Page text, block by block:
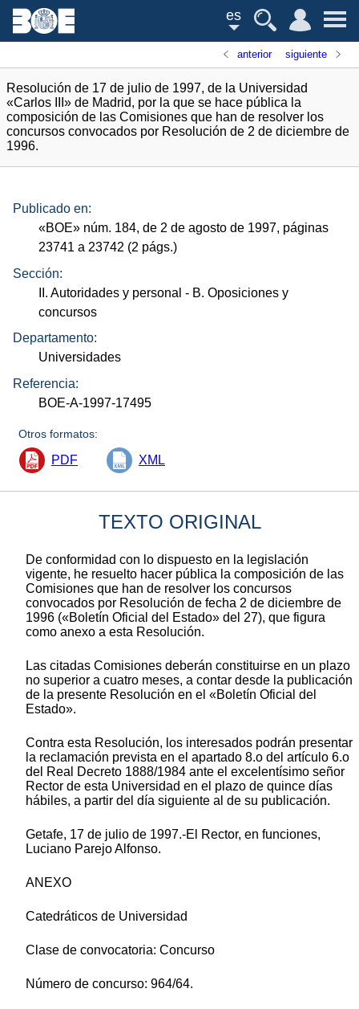
es
anterior siguiente
Resolución de 17 de julio de 1997, de la Universidad
«Carlos III» de Madrid, por la que se hace pública la
composición de las Comisiones que han de resolver los
concursos convocados por Resolución de 2 de diciembre de
1996.
Publicado en:
«BOE» núm. 184, de 2 de agosto de 1997, páginas
23741 a 23742 (2 págs.)
Sección:
II. Autoridades y personal - B. Oposiciones y
concursos
Departamento:
Universidades
Referencia:
BOE-A-1997-17495
Otros formatos:
PDF XML
TEXTO ORIGINAL
De conformidad con lo dispuesto en la legislación
vigente, he resuelto hacer pública la composición de las
Comisiones que han de resolver los concursos
convocados por Resolución de fecha 2 de diciembre de
1996 («Boletín Oficial del Estado» del 27), que figura
como anexo a esta Resolución.
Las citadas Comisiones deberán constituirse en un plazo
no superior a cuatro meses, a contar desde la publicación
de la presente Resolución en el «Boletín Oficial del
Estado».
Contra esta Resolución, los interesados podrán presentar
la reclamación prevista en el apartado 8.o del artículo 6.o
del Real Decreto 1888/1984 ante el excelentísimo señor
Rector de esta Universidad en el plazo de quince días
hábiles, a partir del día siguiente al de su publicación.
Getafe, 17 de julio de 1997.-El Rector, en funciones,
Luciano Parejo Alfonso.
ANEXO
Catedráticos de Universidad
Clase de convocatoria: Concurso
Número de concurso: 964/64.